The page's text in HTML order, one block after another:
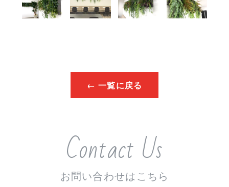
← 一覧に戻る
Contact Us
お問い合わせはこちら